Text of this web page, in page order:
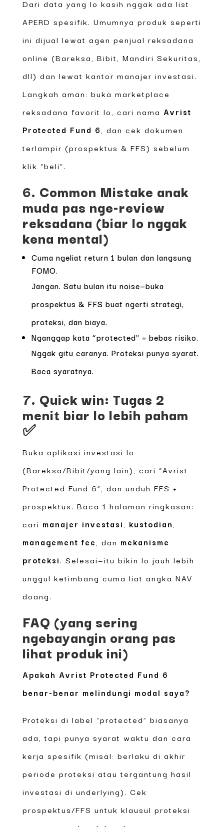
Dari data yang lo kasih nggak ada list
APERD spesifik. Umumnya produk seperti
ini dijual lewat agen penjual reksadana
online (Bareksa, Bibit, Mandiri Sekuritas,
dll) dan lewat kantor manajer investasi.
Langkah aman: buka marketplace
reksadana favorit lo, cari nama Avrist
Protected Fund 6 , dan cek dokumen
terlampir (prospektus & FFS) sebelum
klik “beli”.
6. Common Mistake anak
muda pas nge-review
reksadana (biar lo nggak
kena mental)
Cuma ngeliat return 1 bulan dan langsung
FOMO.
Jangan. Satu bulan itu noise—buka
prospektus & FFS buat ngerti strategi,
proteksi, dan biaya.
Nganggap kata “protected” = bebas risiko.
Nggak gitu caranya. Proteksi punya syarat.
Baca syaratnya.
7. Quick win: Tugas 2
menit biar lo lebih paham
✅
Buka aplikasi investasi lo
(Bareksa/Bibit/yang lain), cari “Avrist
Protected Fund 6”, dan unduh FFS +
prospektus. Baca 1 halaman ringkasan:
cari manajer investasi kustodian
management fee , dan mekanisme
proteksi. Selesai—itu bikin lo jauh lebih
unggul ketimbang cuma liat angka NAV
doang.
FAQ (yang sering
ngebayangin orang pas
lihat produk ini)
Apakah Avrist Protected Fund 6
benar-benar melindungi modal saya?
Proteksi di label “protected” biasanya
ada, tapi punya syarat waktu dan cara
kerja spesifik (misal: berlaku di akhir
periode proteksi atau tergantung hasil
investasi di underlying). Cek
prospektus/FFS untuk klausul proteksi